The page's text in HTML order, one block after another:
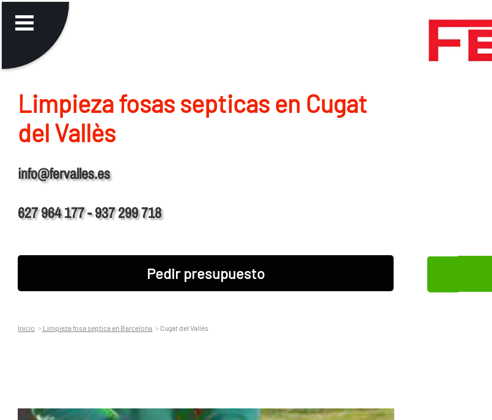
Limpieza fosas septicas en Cugat
del Vallès
info@fervalles.es
627 964 177 - 937 299 718
Pedir presupuesto
Inicio Limpieza fosa septica en Barcelona Cugat del Vallès